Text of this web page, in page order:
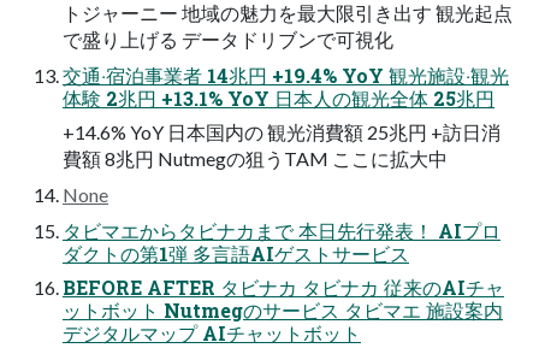
トジャーニー 地域の魅⼒を最⼤限引き出す 観光起点
で盛り上げる データドリブンで可視化
交通‧宿泊事業者 14兆円 +19.4% YoY 観光施設‧観光
体験 2兆円 +13.1% YoY ⽇本⼈の観光全体 25兆円
+14.6% YoY ⽇本国内の 観光消費額 25兆円 +訪⽇消
費額 8兆円 Nutmegの狙うTAM ここに拡⼤中
None
タビマエからタビナカまで 本⽇先⾏発表！ AIプロ
ダクトの第1弾 多⾔語AIゲストサービス
BEFORE AFTER タビナカ タビナカ 従来のAIチャ
ットボット Nutmegのサービス タビマエ 施設案内
デジタルマップ AIチャットボット